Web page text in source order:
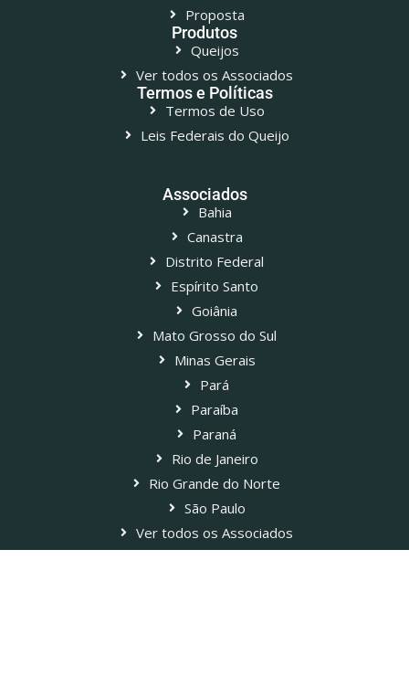
Proposta
Produtos
Queijos
Ver todos os Associados
Termos e Políticas
Termos de Uso
Leis Federais do Queijo
Associados
Bahia
Canastra
Distrito Federal
Espírito Santo
Goiânia
Mato Grosso do Sul
Minas Gerais
Pará
Paraíba
Paraná
Rio de Janeiro
Rio Grande do Norte
São Paulo
Ver todos os Associados